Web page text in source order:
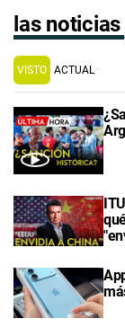
las
VISTO ACTUAL